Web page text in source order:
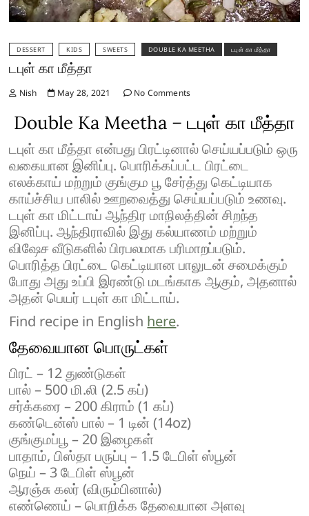
DESSERT KIDS SWEETS DOUBLE KA MEETHA டபுள் கா மீத்தா
டபுள் கா மீத்தா
Nish May 28, 2021 No Comments
Double Ka Meetha – டபுள் கா மீத்தா
டபுள் கா மீத்தா என்பது பிரட்டினால் செய்யப்படும் ஒரு
வகையான இனிப்பு. பொரிக்கப்பட்ட பிரட்டை
எலக்காய் மற்றும் குங்கும பூ சேர்த்து கெட்டியாக
காய்ச்சிய பாலில் ஊறவைத்து செய்யப்படும் உணவு.
டபுள் கா மிட்டாய் ஆந்திர மாநிலத்தின் சிறந்த
இனிப்பு. ஆந்திராவில் இது கல்யாணம் மற்றும்
விஷேச வீடுகளில் பிரபலமாக பரிமாறப்படும்.
பொரித்த பிரட்டை கெட்டியான பாலுடன் சமைக்கும்
போது அது உப்பி இரண்டு மடங்காக ஆகும், அதனால்
அதன் பெயர் டபுள் கா மிட்டாய்.
Find recipe in English here.
தேவையான பொருட்கள்
பிரட் – 12 துண்டுகள்
பால் – 500 மி.லி (2.5 கப்)
சர்க்கரை – 200 கிராம் (1 கப்)
கண்டென்ஸ் பால் – 1 டின் (14oz)
குங்குமப்பூ – 20 இழைகள்
பாதாம், பிஸ்தா பருப்பு – 1.5 டேபிள் ஸ்பூன்
நெய் – 3 டேபிள் ஸ்பூன்
ஆரஞ்சு கலர் (விரும்பினால்)
எண்ணெய் – பொறிக்க தேவையான அளவு